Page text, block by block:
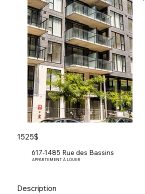
617-1485 Rue des Bassins
APPARTEMENT À LOUER
1525$
Description